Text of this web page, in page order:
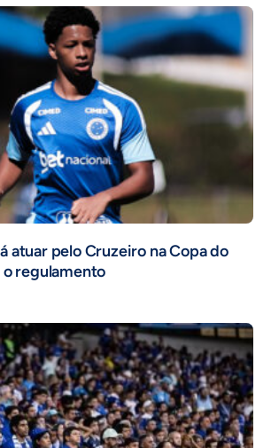
atuar pelo Cruzeiro na Copa do
o regulamento